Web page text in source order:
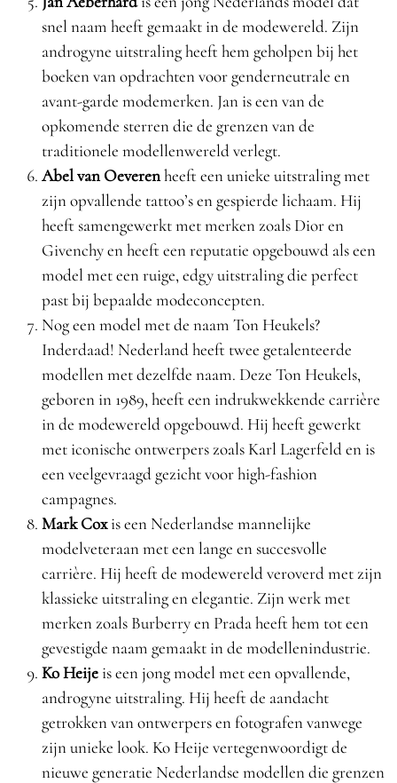
snel naam heeft gemaakt in de modewereld. Zijn
androgyne uitstraling heeft hem geholpen bij het
boeken van opdrachten voor genderneutrale en
avant-garde modemerken. Jan is een van de
opkomende sterren die de grenzen van de
traditionele modellenwereld verlegt.
Abel van Oeverenheeft een unieke uitstraling met
zijn opvallende tattoo’s en gespierde lichaam. Hij
heeft samengewerkt met merken zoals Dior en
Givenchy en heeft een reputatie opgebouwd als een
model met een ruige, edgy uitstraling die perfect
past bij bepaalde modeconcepten.
Nog een model met de naam Ton Heukels?
Inderdaad! Nederland heeft twee getalenteerde
modellen met dezelfde naam. Deze Ton Heukels,
geboren in 1989, heeft een indrukwekkende carrière
in de modewereld opgebouwd. Hij heeft gewerkt
met iconische ontwerpers zoals Karl Lagerfeld en is
een veelgevraagd gezicht voor high-fashion
campagnes.
Mark Coxis een Nederlandse mannelijke
modelveteraan met een lange en succesvolle
carrière. Hij heeft de modewereld veroverd met zijn
klassieke uitstraling en elegantie. Zijn werk met
merken zoals Burberry en Prada heeft hem tot een
gevestigde naam gemaakt in de modellenindustrie.
Ko Heijeis een jong model met een opvallende,
androgyne uitstraling. Hij heeft de aandacht
getrokken van ontwerpers en fotografen vanwege
zijn unieke look. Ko Heije vertegenwoordigt de
nieuwe generatie Nederlandse modellen die grenzen